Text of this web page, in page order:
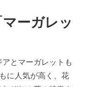
マーガレッ
とマーガレットも
に人気が高く、花